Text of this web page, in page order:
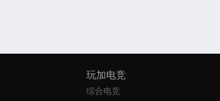
玩加电竞
综合电竞